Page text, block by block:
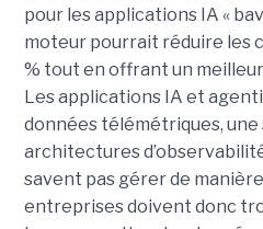
pour les applications IA «
moteur pourrait réduire les
% tout en offrant un
Les applications IA et
données télémétriques, une
architectures
savent pas gérer de
entreprises doivent donc